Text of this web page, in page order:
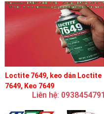
Loctite 7649, keo dán Loctite
7649, Keo 7649
Liên hệ: 0938454791